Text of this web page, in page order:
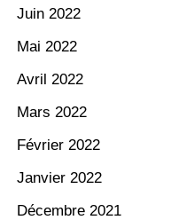
Juin 2022
Mai 2022
Avril 2022
Mars 2022
Février 2022
Janvier 2022
Décembre 2021